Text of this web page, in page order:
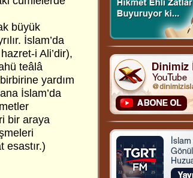
büyük
İslam’da
i Ali’dir),
teâlâ
yardım
İslam’da
bir araya
esastır.)